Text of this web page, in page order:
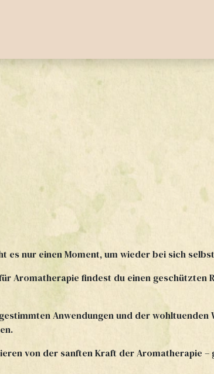
es nur einen Moment, um wieder bei sich
Aromatherapie findest du einen geschützten
Anwendungen und der
von der sanften Kraft der Aromatherapie